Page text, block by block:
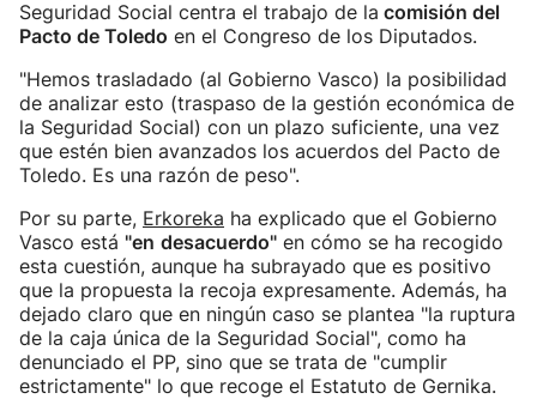
Seguridad Social centra el trabajo de la comisión del
Pacto de Toledo en el Congreso de los Diputados.
"Hemos trasladado (al Gobierno Vasco) la posibilidad
de analizar esto (traspaso de la gestión económica de
la Seguridad Social) con un plazo suficiente, una vez
que estén bien avanzados los acuerdos del Pacto de
Toledo. Es una razón de peso".
Por su parte, Erkoreka ha explicado que el Gobierno
Vasco está "en desacuerdo" en cómo se ha recogido
esta cuestión, aunque ha subrayado que es positivo
que la propuesta la recoja expresamente. Además, ha
dejado claro que en ningún caso se plantea "la ruptura
de la caja única de la Seguridad Social", como ha
denunciado el PP, sino que se trata de "cumplir
estrictamente" lo que recoge el Estatuto de Gernika.